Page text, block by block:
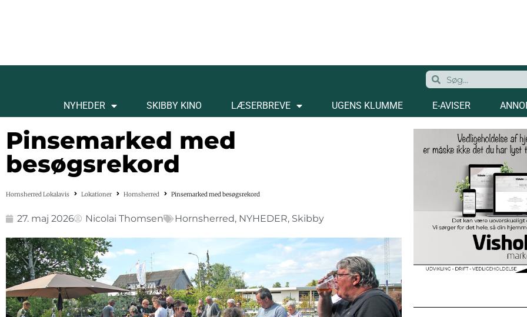
NYHEDER SKIBBY KINO LÆSERBREVE UGENS KLUMME E-AVISER
Pinsemarked med
besøgsrekord
Hornsherred Lokalavis Lokationer Hornsherred Pinsemarked med besøgsrekord
27. maj 2026 Nicolai Thomsen Hornsherred, NYHEDER, Skibby